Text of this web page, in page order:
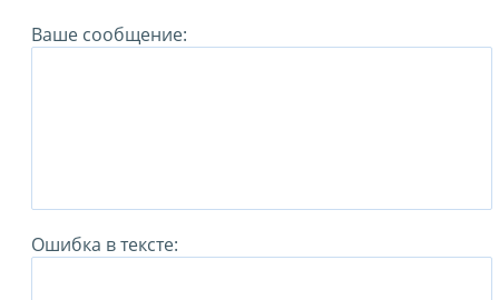
Ваше сообщение:
Ошибка в тексте: